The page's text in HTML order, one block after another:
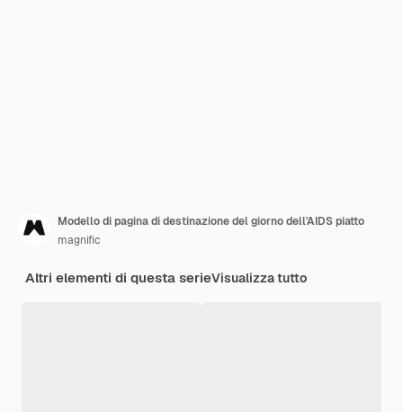
Modello di pagina di destinazione del giorno dell'AIDS piatto
magnific
Altri elementi di questa serieVisualizza tutto